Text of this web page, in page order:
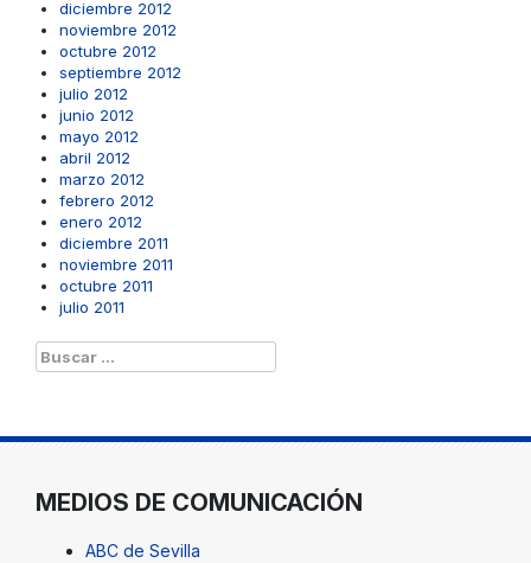
diciembre 2012
noviembre 2012
octubre 2012
septiembre 2012
julio 2012
junio 2012
mayo 2012
abril 2012
marzo 2012
febrero 2012
enero 2012
diciembre 2011
noviembre 2011
octubre 2011
julio 2011
Buscar:
MEDIOS DE COMUNICACIÓN
ABC de Sevilla